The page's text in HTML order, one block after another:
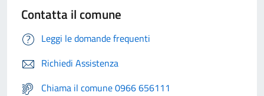
Contatta il comune
Leggi le domande frequenti
Richiedi Assistenza
Chiama il comune 0966 656111